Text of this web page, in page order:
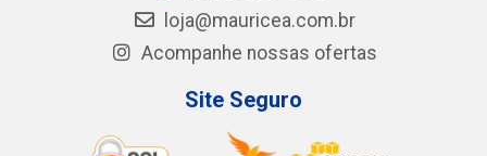
loja@mauricea.com.br
Acompanhe nossas ofertas
Site Seguro